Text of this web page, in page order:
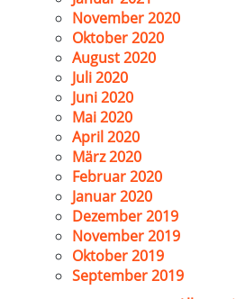
November 2020
Oktober 2020
August 2020
Juli 2020
Juni 2020
Mai 2020
April 2020
März 2020
Februar 2020
Januar 2020
Dezember 2019
November 2019
Oktober 2019
September 2019